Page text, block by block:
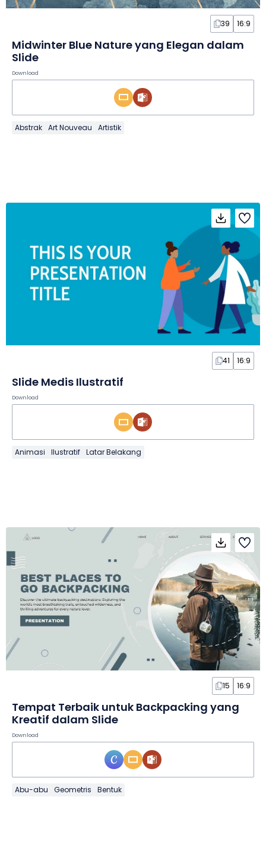
39 16:9
Midwinter Blue Nature yang Elegan dalam
Slide
Download
Abstrak Art Nouveau Artistik
41 16:9
Slide Medis Ilustratif
Download
Animasi Ilustratif Latar Belakang
15 16:9
Tempat Terbaik untuk Backpacking yang
Kreatif dalam Slide
Download
Abu-abu Geometris Bentuk